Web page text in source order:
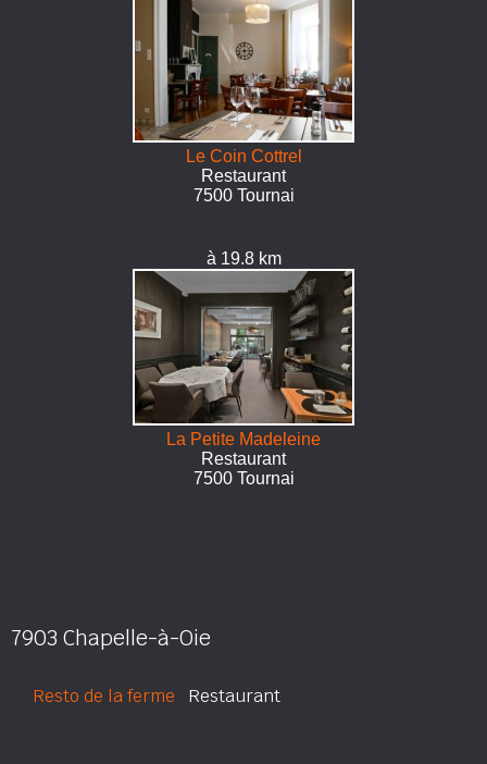
Le Coin Cottrel
Restaurant
7500 Tournai
à 19.8 km
La Petite Madeleine
Restaurant
7500 Tournai
7903 Chapelle-à-Oie
Resto de la ferme Restaurant